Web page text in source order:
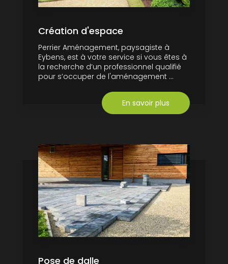
Création d'espace
Perrier Aménagement, paysagiste à
Eybens, est à votre service si vous êtes à
la recherche d’un professionnel qualifié
pour s’occuper de l'aménagement ...
En savoir plus
Pose de dalle